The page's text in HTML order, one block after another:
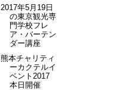
2017年5月19日
の東京観光専
門学校フレ
ア・バーテン
ダー講座
熊本チャリティ
ーカクテルイ
ベント2017
本日開催